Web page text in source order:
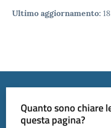
Ultimo aggiornamento:
Quanto sono chiare
questa pagina?